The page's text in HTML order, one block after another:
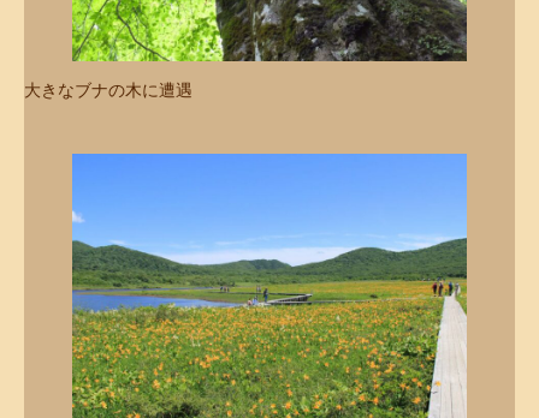
大きなブナの木に遭遇